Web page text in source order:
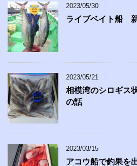
2023/05/30
ライブベイト船
2023/05/21
相模湾のシロギス
の話
2023/03/15
アコウ船で釣果を